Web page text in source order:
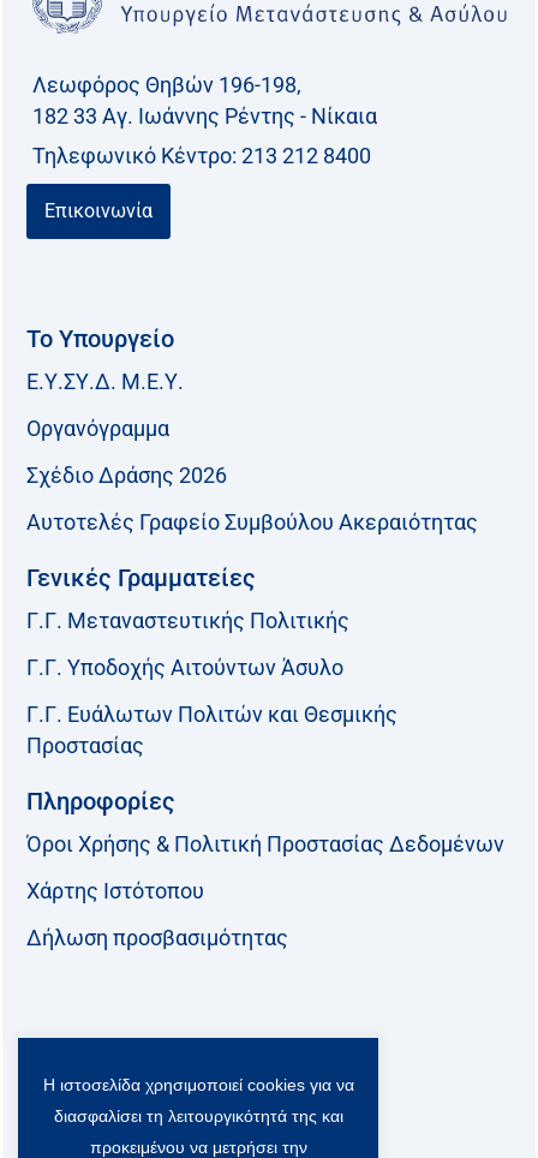
Λεωφόρος Θηβών 196-198,
182 33 Aγ. Ιωάννης Ρέντης - Νίκαια
Τηλεφωνικό Kέντρο: 213 212 8400
Επικοινωνία
Το Υπουργείο
Ε.Υ.ΣΥ.Δ. Μ.Ε.Υ.
Οργανόγραμμα
Σχέδιο Δράσης 2026
Αυτοτελές Γραφείο Συμβούλου Ακεραιότητας
Γενικές Γραμματείες
Γ.Γ. Μεταναστευτικής Πολιτικής
Γ.Γ. Υποδοχής Αιτούντων Άσυλο
Γ.Γ. Ευάλωτων Πολιτών και Θεσμικής
Προστασίας
Πληροφορίες
Όροι Χρήσης & Πολιτική Προστασίας Δεδομένων
Χάρτης Ιστότοπου
Δήλωση προσβασιμότητας
F
a
T
w
i
L
i
n
Y
o
u
Viber Community:
Η ιστοσελίδα χρησιμοποιεί cookies για να
διασφαλίσει τη λειτουργικότητά της και
προκειμένου να μετρήσει την